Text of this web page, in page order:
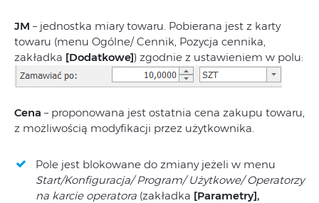
JM – jednostka miary towaru. Pobierana jest z karty
towaru (menu Ogólne/ Cennik, Pozycja cennika,
zakładka [Dodatkowe]) zgodnie z ustawieniem w polu:
Cena – proponowana jest ostatnia cena zakupu towaru,
z możliwością modyfikacji przez użytkownika.
Pole jest blokowane do zmiany jeżeli w menu
Start/Konfiguracja/ Program/ Użytkowe/ Operatorzy
na karcie operatora (zakładka [Parametry],